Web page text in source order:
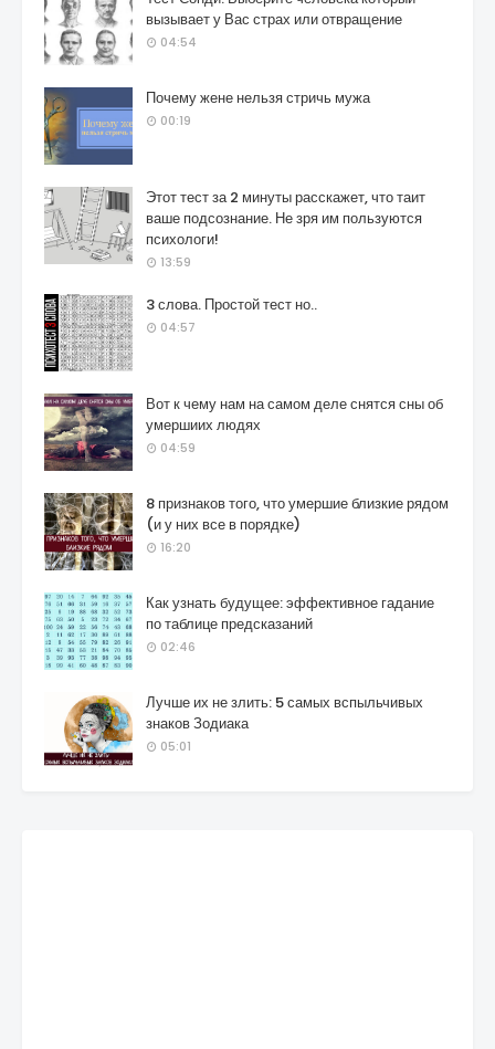
вызывает у Вас страх или отвращение
04:54
Почему жене нельзя стричь мужа
00:19
Этот тест за 2 минуты расскажет, что таит
ваше подсознание. Не зря им пользуются
психологи!
13:59
3 слова. Простой тест но..
04:57
Вот к чему нам на самом деле снятся сны об
умершиих людях
04:59
8 признаков того, что умершие близкие рядом
(и у них все в порядке)
16:20
Как узнать будущее: эффективное гадание
по таблице предсказаний
02:46
Лучше их не злить: 5 самых вспыльчивых
знаков Зодиака
05:01